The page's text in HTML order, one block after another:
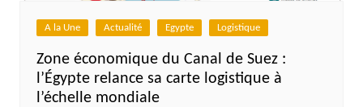
A la Une Actualité Egypte Logistique
Zone économique du Canal de Suez :
l’Égypte relance sa carte logistique à
l’échelle mondiale